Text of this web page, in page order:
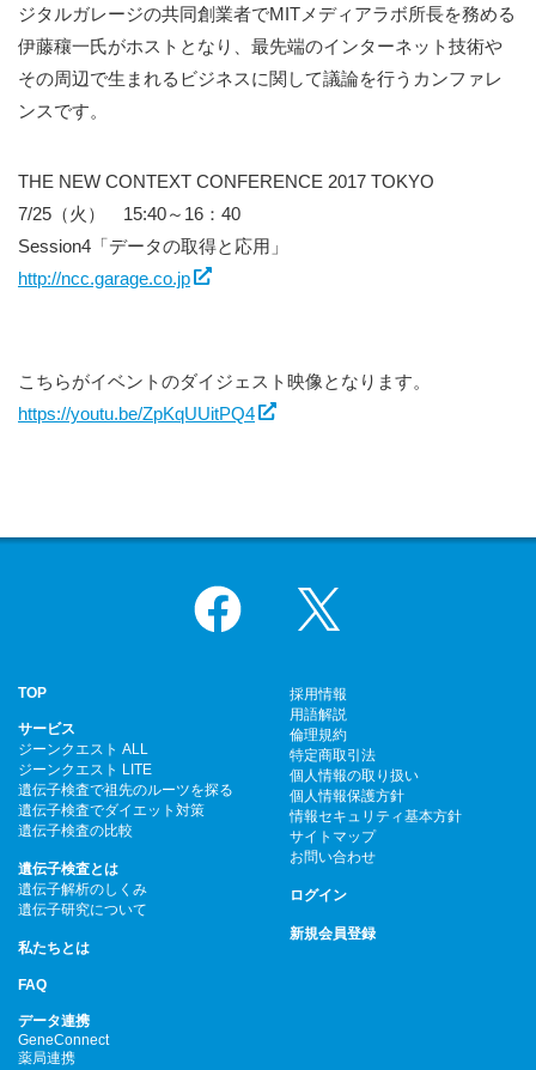
ジタルガレージの共同創業者でMITメディアラボ所長を務める
伊藤穰一氏がホストとなり、最先端のインターネット技術や
その周辺で生まれるビジネスに関して議論を行うカンファレ
ンスです。
THE NEW CONTEXT CONFERENCE 2017 TOKYO
7/25（火） 15:40～16：40
Session4「データの取得と応用」
http://ncc.garage.co.jp
こちらがイベントのダイジェスト映像となります。
https://youtu.be/ZpKqUUitPQ4
Facebook
TOP
サービス
ジーンクエスト ALL
ジーンクエスト LITE
遺伝子検査で祖先のルーツを探る
遺伝子検査でダイエット対策
遺伝子検査の比較
遺伝子検査とは
遺伝子解析のしくみ
遺伝子研究について
私たちとは
FAQ
データ連携
GeneConnect
薬局連携
採用情報
用語解説
倫理規約
特定商取引法
個人情報の取り扱い
個人情報保護方針
情報セキュリティ基本方針
サイトマップ
お問い合わせ
ログイン
新規会員登録